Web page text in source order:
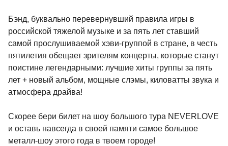
Бэнд, буквально перевернувший правила игры в
российской тяжелой музыке и за пять лет ставший
самой прослушиваемой хэви-группой в стране, в честь
пятилетия обещает зрителям концерты, которые станут
поистине легендарными: лучшие хиты группы за пять
лет + новый альбом, мощные слэмы, киловатты звука и
атмосфера драйва!
Скорее бери билет на шоу большого тура NEVERLOVE
и оставь навсегда в своей памяти самое большое
металл-шоу этого года в твоем городе!